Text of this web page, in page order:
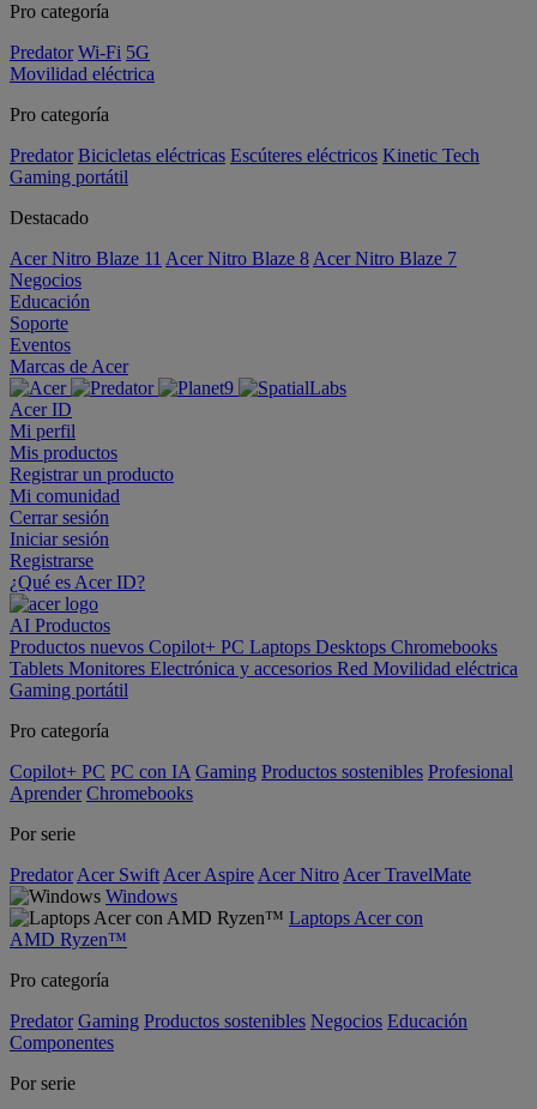
Pro categoría
Predator Wi-Fi 5G
Movilidad eléctrica
Pro categoría
Predator Bicicletas eléctricas Escúteres eléctricos Kinetic Tech
Gaming portátil
Destacado
Acer Nitro Blaze 11 Acer Nitro Blaze 8 Acer Nitro Blaze 7
Negocios
Educación
Soporte
Eventos
Marcas de Acer
Acer ID
Mi perfil
Mis productos
Registrar un producto
Mi comunidad
Cerrar sesión
Iniciar sesión
Registrarse
¿Qué es Acer ID?
AI Productos
Productos nuevos Copilot+ PC Laptops Desktops Chromebooks
Tablets Monitores Electrónica y accesorios Red Movilidad eléctrica
Gaming portátil
Pro categoría
Copilot+ PC PC con IA Gaming Productos sostenibles Profesional
Aprender Chromebooks
Por serie
Predator Acer Swift Acer Aspire Acer Nitro Acer TravelMate
Windows
Laptops Acer con
AMD Ryzen™
Pro categoría
Predator Gaming Productos sostenibles Negocios Educación
Componentes
Por serie